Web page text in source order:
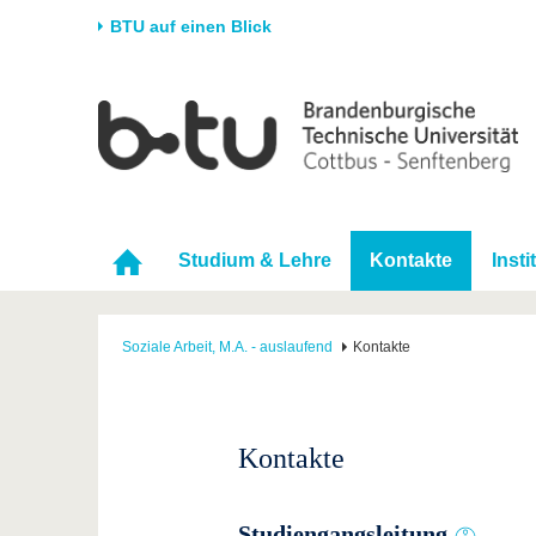
BTU auf einen Blick
Universität
Karriere & Engagement
Partnerschaften &
Strukturwandel
Forschung
Förderung
Wissenschaftlicher
Nachwuchs
Im
Studium & Lehre Kontakte
Soziale Arbeit, M.A. - auslaufend Kontakte
Kontakte